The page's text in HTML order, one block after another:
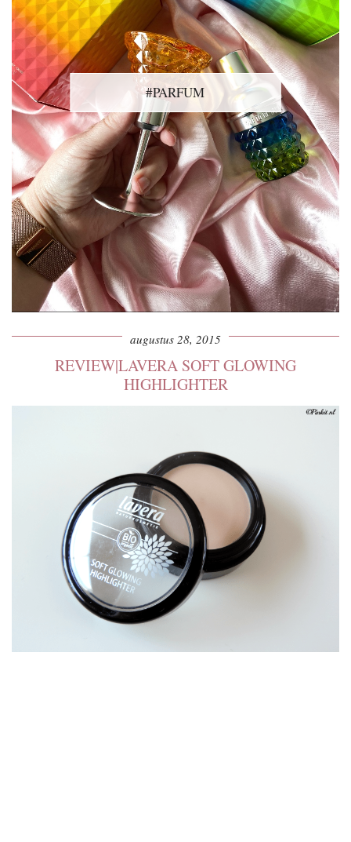
#PARFUM
augustus 28, 2015
REVIEW|LAVERA SOFT GLOWING
HIGHLIGHTER